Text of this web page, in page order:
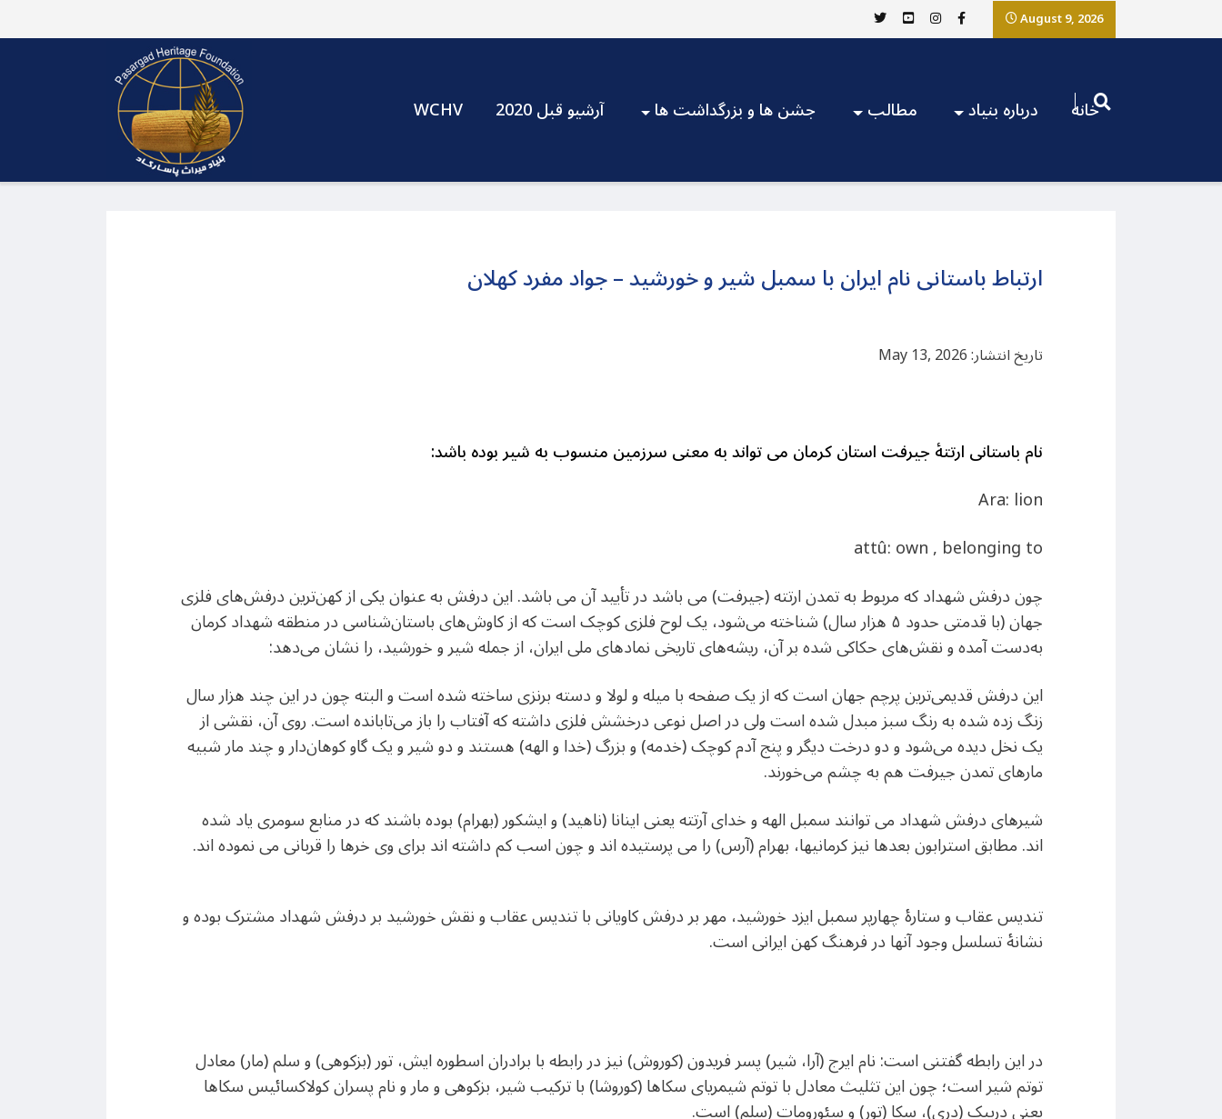
August 9, 2026
WCHV آرشیو قبل 2020 جشن ها و بزرگداشت ها مطالب درباره بنیاد خانه
ارتباط باستانی نام ایران با سمبل شیر و خورشید – جواد مفرد کهلان
تاریخ انتشار: May 13, 2026
نام باستانی ارتتهٔ جیرفت استان کرمان می تواند به معنی سرزمین منسوب به شیر بوده باشد:
Ara: lion
attû: own , belonging to
چون درفش شهداد که مربوط به تمدن ارتته (جیرفت) می باشد در تأیید آن می باشد. این درفش به عنوان یکی از کهن‌ترین درفش‌های فلزی
جهان (با قدمتی حدود ۵ هزار سال) شناخته می‌شود، یک لوح فلزی کوچک است که از کاوش‌های باستان‌شناسی در منطقه شهداد کرمان
به‌دست آمده و نقش‌های حکاکی شده بر آن، ریشه‌های تاریخی نمادهای ملی ایران، از جمله شیر و خورشید، را نشان می‌دهد:
این درفش قدیمی‌ترین پرچم جهان است که از یک صفحه با میله و لولا و دسته برنزی ساخته شده است و البته چون در این چند هزار سال
زنگ زده شده به رنگ سبز مبدل شده است ولی در اصل نوعی درخشش فلزی داشته که آفتاب را باز می‌تابانده است. روی آن، نقشی از
یک نخل دیده می‌شود و دو درخت دیگر و پنج آدم کوچک (خدمه) و بزرگ (خدا و الهه) هستند و دو شیر و یک گاو کوهان‌دار و چند مار شبیه
مارهای تمدن جیرفت هم به چشم می‌خورند.
شیرهای درفش شهداد می توانند سمبل الهه و خدای آرتته یعنی اینانا (ناهید) و ایشکور (بهرام) بوده باشند که در منابع سومری یاد شده
اند. مطابق استرابون بعدها نیز کرمانیها، بهرام (آرس) را می پرستیده اند و چون اسب کم داشته اند برای وی خرها را قربانی می نموده اند.
تندیس عقاب و ستارهٔ چهارپر سمبل ایزد خورشید، مهر بر درفش کاویانی با تندیس عقاب و نقش خورشید بر درفش شهداد مشترک بوده و
نشانهٔ تسلسل وجود آنها در فرهنگ کهن ایرانی است.
در این رابطه گفتنی است: نام ایرج (آرا، شیر) پسر فریدون (کوروش) نیز در رابطه با برادران اسطوره ایش، تور (بزکوهی) و سلم (مار) معادل
توتم شیر است؛ چون این تثلیث معادل با توتم شیمریای سکاها (کوروشا) با ترکیب شیر، بزکوهی و مار و نام پسران کولاکسائیس سکاها
یعنی دربیک (دری)، سکا (تور) و سئورومات (سلم) است.